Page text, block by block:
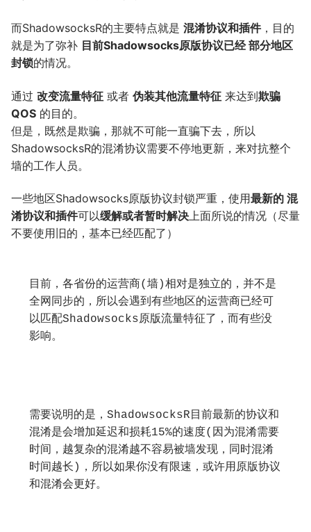
而ShadowsocksR的主要特点就是 混淆协议和插件，目的
就是为了弥补 目前Shadowsocks原版协议已经 部分地区
封锁的情况。
通过 改变流量特征 或者 伪装其他流量特征 来达到欺骗
QOS 的目的。
但是，既然是欺骗，那就不可能一直骗下去，所以
ShadowsocksR的混淆协议需要不停地更新，来对抗整个
墙的工作人员。
一些地区Shadowsocks原版协议封锁严重，使用最新的 混
淆协议和插件可以缓解或者暂时解决上面所说的情况（尽量
不要使用旧的，基本已经匹配了）
目前，各省份的运营商(墙)相对是独立的，并不是
全网同步的，所以会遇到有些地区的运营商已经可
以匹配Shadowsocks原版流量特征了，而有些没
影响。
需要说明的是，ShadowsocksR目前最新的协议和
混淆是会增加延迟和损耗15%的速度(因为混淆需要
时间，越复杂的混淆越不容易被墙发现，同时混淆
时间越长)，所以如果你没有限速，或许用原版协议
和混淆会更好。